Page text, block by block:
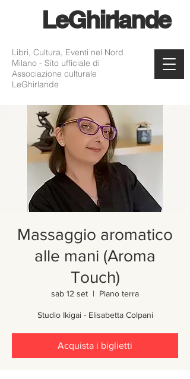
LeGhirlande
Libri, Cultura, Eventi nel Nord
Milano - Sito ufficiale di
Associazione culturale
LeGhirlande
Massaggio aromatico
alle mani (Aroma
Touch)
sab 12 set
  |
Piano terra
Studio Ikigai - Elisabetta Colpani
Acquista i biglietti